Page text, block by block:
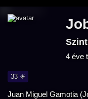
4 éve
33 ☀
Juan Miguel Gamotia